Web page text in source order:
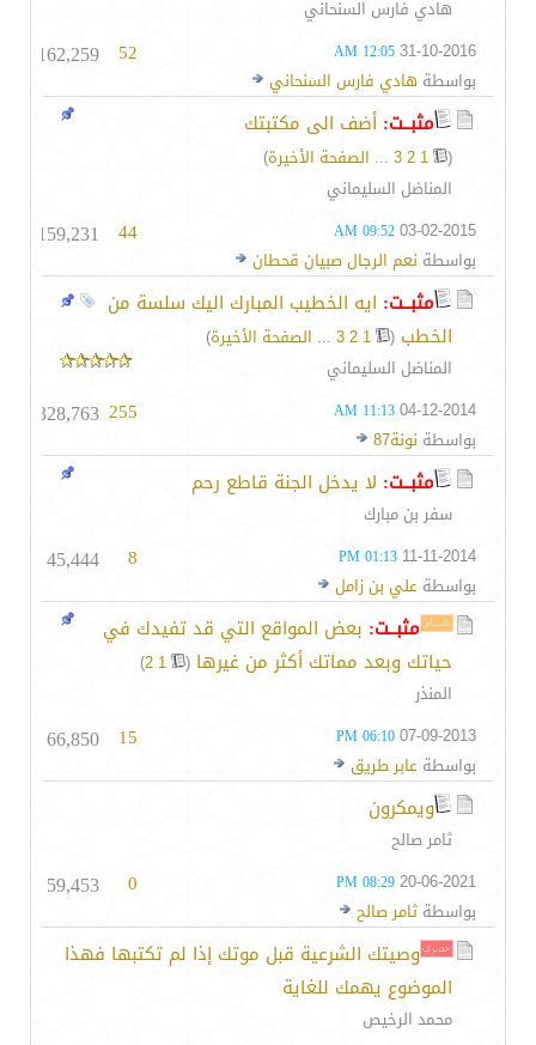
هادي فارس السنحاني
31-10-2016
12:05 AM
بواسطة هادي فارس السنحاني
52
162,259
مثبــت: أضف الى مكتبتك
(
1
2
3
... الصفحة الأخيرة)
المناضل السليماني
03-02-2015
09:52 AM
بواسطة نعم الرجال صبيان قحطان
44
159,231
مثبــت: ايه الخطيب المبارك اليك سلسة من
الخطب (
1
2
3
... الصفحة الأخيرة)
المناضل السليماني
04-12-2014
11:13 AM
بواسطة نونة87
255
328,763
مثبــت: لا يدخل الجنة قاطع رحم
سفر بن مبارك
11-11-2014
01:13 PM
بواسطة علي بن زامل
8
45,444
مثبــت: بعض المواقع التي قد تفيدك في
حياتك وبعد مماتك أكثر من غيرها (
1
2
)
المنذر
07-09-2013
06:10 PM
بواسطة عابر طريق
15
66,850
ويمكرون
ثامر صالح
20-06-2021
08:29 PM
بواسطة ثامر صالح
0
59,453
وصيتك الشرعية قبل موتك إذا لم تكتبها فهذا
الموضوع يهمك للغاية
محمد الرخيص